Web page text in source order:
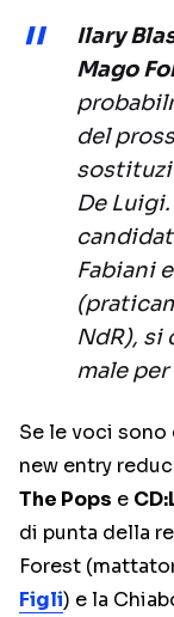
Ilary
Mago
del
De
Fabiani
NdR), si
male per
Se le voci
new entry
The Pops e
di punta della
Forest
Figli) e la